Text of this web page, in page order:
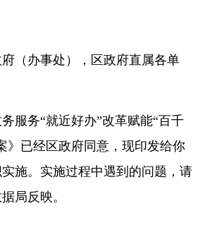
（办事处），区政府直属各单
务“就近好办”改革赋能“百千
》已经区政府同意，现印发给你
施。实施过程中遇到的问题，请
局反映。